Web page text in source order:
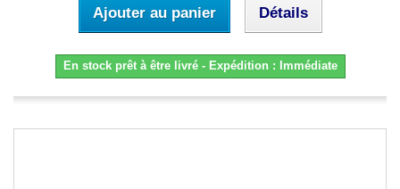
Ajouter au panier Détails
En stock prêt à être livré - Expédition : Immédiate